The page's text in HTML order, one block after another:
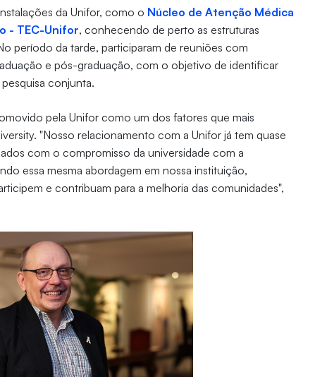
da Unifor, como o Núcleo de Atenção Médica
- TEC-Unifor, conhecendo de perto as estruturas
período da tarde, participaram de reuniões com
e pós-graduação, com o objetivo de identificar
conjunta.
pela Unifor como um dos fatores que mais
"Nosso relacionamento com a Unifor já tem quase
com o compromisso da universidade com a
essa mesma abordagem em nossa instituição,
e contribuam para a melhoria das comunidades",